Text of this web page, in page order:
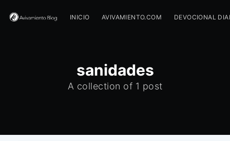
INICIO AVIVAMIENTO.COM DEVOCIONAL
sanidades
A collection of 1 post